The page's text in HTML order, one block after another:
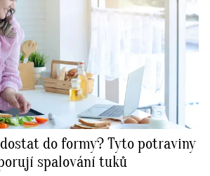
do formy? Tyto potraviny
spalování tuků